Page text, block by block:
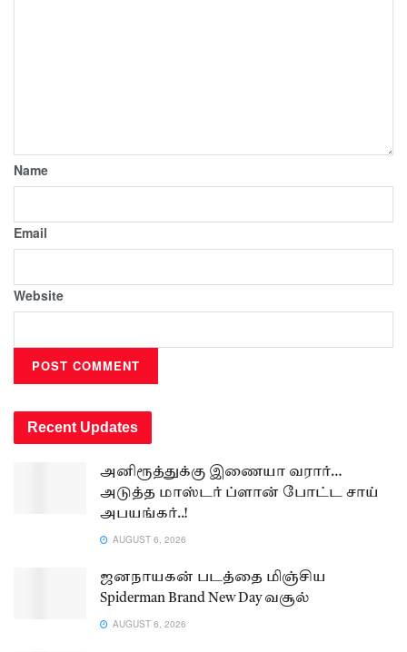
Name
Email
Website
Recent Updates
அனிரூத்துக்கு இணையா வரார்…
அடுத்த மாஸ்டர் ப்ளான் போட்ட சாய்
அபயங்கர்..!
AUGUST 6, 2026
ஜனநாயகன் படத்தை மிஞ்சிய
Spiderman Brand New Day வசூல்
AUGUST 6, 2026